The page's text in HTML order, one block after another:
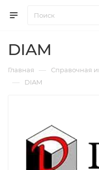
DIAM
Главная — Справочная
— DIAM